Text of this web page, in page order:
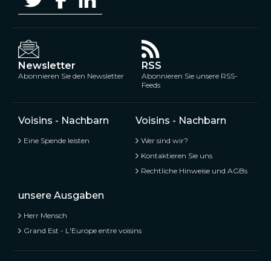
Newsletter
Abonnieren Sie den Newsletter
RSS
Abonnieren Sie unsere RSS-
Feeds
Voisins - Nachbarn
Eine Spende leisten
Voisins - Nachbarn
Wer sind wir?
Kontaktieren Sie uns
Rechtliche Hinweise und AGBs
unsere Ausgaben
Herr Mensch
Grand Est - L'Europe entre voisins